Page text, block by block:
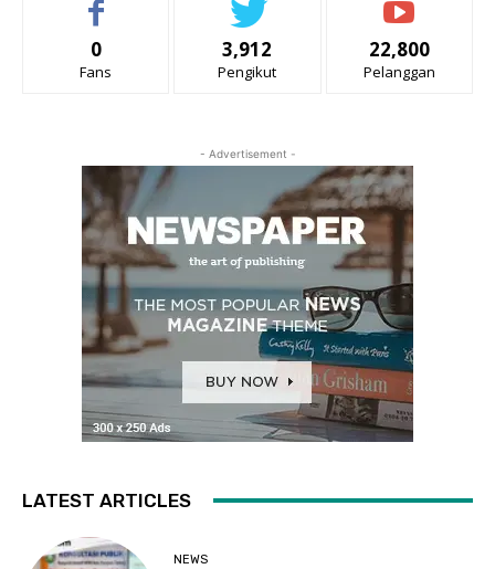
0
Fans
3,912
Pengikut
22,800
Pelanggan
- Advertisement -
LATEST ARTICLES
NEWS